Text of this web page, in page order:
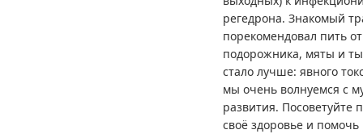
регедрона. Знакомый
порекомендовал пить
подорожника, мяты и
стало лучше: явного
мы очень волнуемся с
развития. Посоветуйте
своё здоровье и